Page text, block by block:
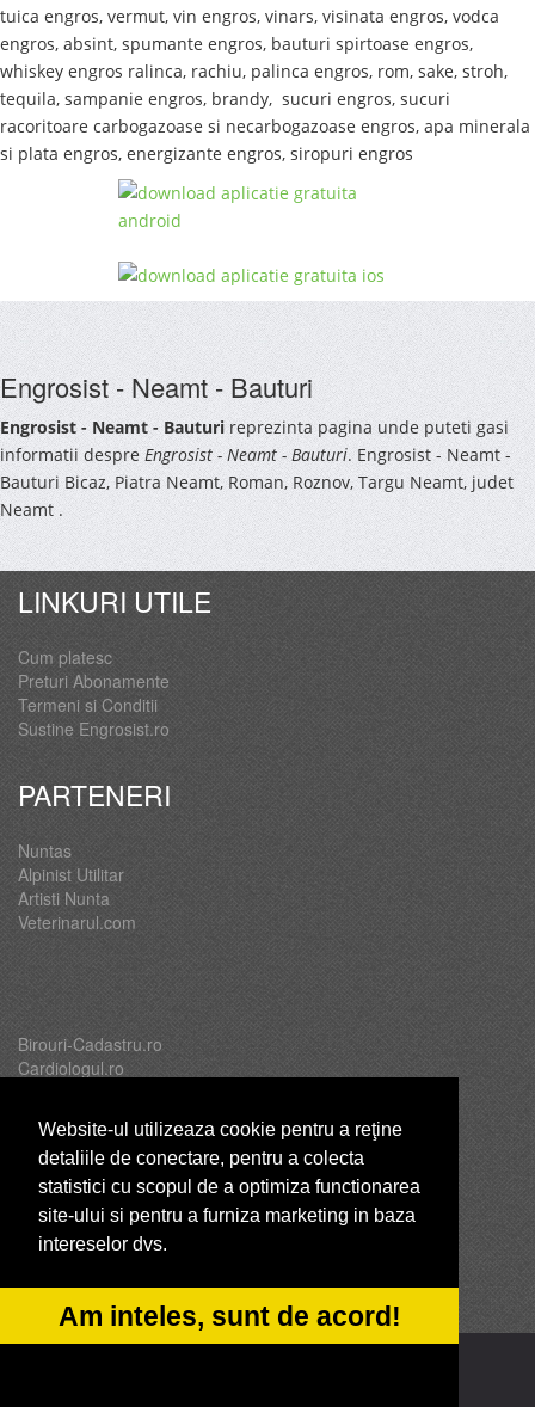
Website-ul utilizeaza cookie pentru a reţine
detaliile de conectare, pentru a colecta
statistici cu scopul de a optimiza functionarea
site-ului si pentru a furniza marketing in baza
intereselor dvs.
Am inteles, sunt de acord!
tuica engros, vermut, vin engros, vinars, visinata engros, vodca
engros, absint, spumante engros, bauturi spirtoase engros,
whiskey engros ralinca, rachiu, palinca engros, rom, sake, stroh,
tequila, sampanie engros, brandy, sucuri engros, sucuri
racoritoare carbogazoase si necarbogazoase engros, apa minerala
si plata engros, energizante engros, siropuri engros
Engrosist - Neamt - Bauturi
Engrosist - Neamt - Bauturi reprezinta pagina unde puteti gasi
informatii despreEngrosist - Neamt - Bauturi. Engrosist - Neamt -
Bauturi Bicaz, Piatra Neamt, Roman, Roznov, Targu Neamt, judet
Neamt .
LINKURI UTILE
Cum platesc
Preturi Abonamente
Termeni si Conditii
Sustine Engrosist.ro
PARTENERI
Nuntas
Alpinist Utilitar
Artisti Nunta
Veterinarul.com
Birouri-Cadastru.ro
Cardiologul.ro
Brutari
Club de Sport
CentruInchirieri.ro
© 2014-2026 -